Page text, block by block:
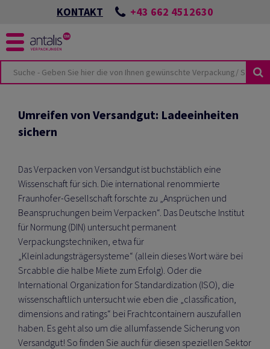
KONTAKT +43 662 4512630
& PALETTEN
VON
ANTALIS
Umreifen von Versandgut: Ladeeinheiten
sichern
Das Verpacken von Versandgut ist buchstäblich eine
Wissenschaft für sich. Die international renommierte
Fraunhofer-Gesellschaft forschte zu „Ansprüchen und
Beanspruchungen beim Verpacken“. Das Deutsche Institut
für Normung (DIN) untersucht permanent
Verpackungstechniken, etwa für
„Kleinladungsträgersysteme“ (allein dieses Wort wäre bei
Srcabble die halbe Miete zum Erfolg). Oder die
International Organization for Standardization (ISO), die
wissenschaftlich untersucht wie eben die „classification,
dimensions and ratings“ bei Frachtcontainern auszufallen
haben. Es geht also um die allumfassende Sicherung von
Versandgut! So finden Sie auch für diesen speziellen Sektor